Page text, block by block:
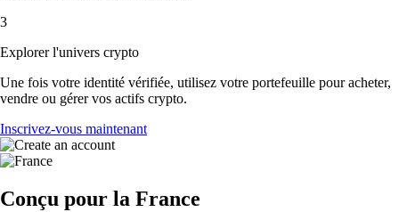
3
Explorer l'univers crypto
Une fois votre identité vérifiée, utilisez votre portefeuille pour acheter,
vendre ou gérer vos actifs crypto.
Inscrivez-vous maintenant
Conçu pour la France